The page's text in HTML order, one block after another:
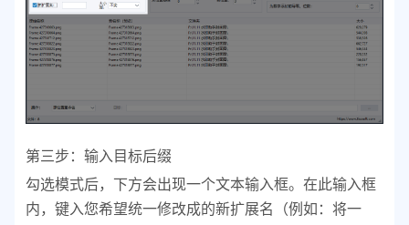
第三步：输入目标后缀
勾选模式后，下方会出现一个文本输入框。在此输入框
内，键入您希望统一修改成的新扩展名（例如：将一